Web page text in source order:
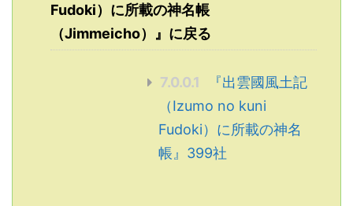
Fudoki）に所載の神名帳
（Jimmeicho）』に戻る
7.0.0.1
『出雲國風土記
（Izumo no kuni
Fudoki）に所載の神名
帳』399社